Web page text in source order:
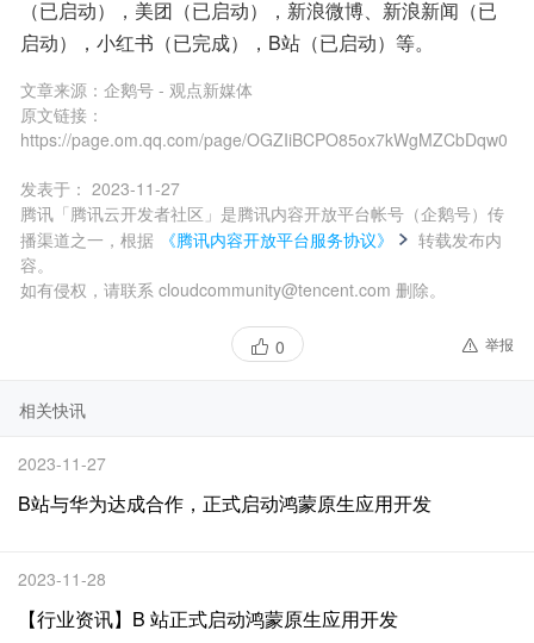
（已启动），美团（已启动），新浪微博、新浪新闻（已
启动），小红书（已完成），B站（已启动）等。
文章来源： 企鹅号 - 观点新媒体
原文链接：
https://page.om.qq.com/page/OGZIiBCPO85ox7kWgMZCbDqw0
发表于： 2023-11-27
腾讯「腾讯云开发者社区」是腾讯内容开放平台帐号（企鹅号）传
播渠道之一，根据
《腾讯内容开放平台服务协议》
转载发布内
容。
如有侵权，请联系 cloudcommunity@tencent.com 删除。
0 举报
相关快讯
2023-11-27
B站与华为达成合作，正式启动鸿蒙原生应用开发
2023-11-28
【行业资讯】B 站正式启动鸿蒙原生应用开发